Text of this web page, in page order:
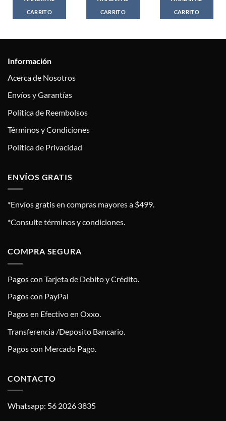
CARRITO
CARRITO
CARRITO
Información
Acerca de Nosotros
Envíos y Garantías
Política de Reembolsos
Términos y Condiciones
Política de Privacidad
ENVÍOS GRATIS
*Envíos gratis en compras mayores a $499.
*Consulte términos y condiciones.
COMPRA SEGURA
Pagos con Tarjeta de Debito y Crédito.
Pagos con PayPal
Pagos en Efectivo en Oxxo.
Transferencia /Deposito Bancario.
Pagos con Mercado Pago.
CONTACTO
Whatsapp: 56 2026 3835